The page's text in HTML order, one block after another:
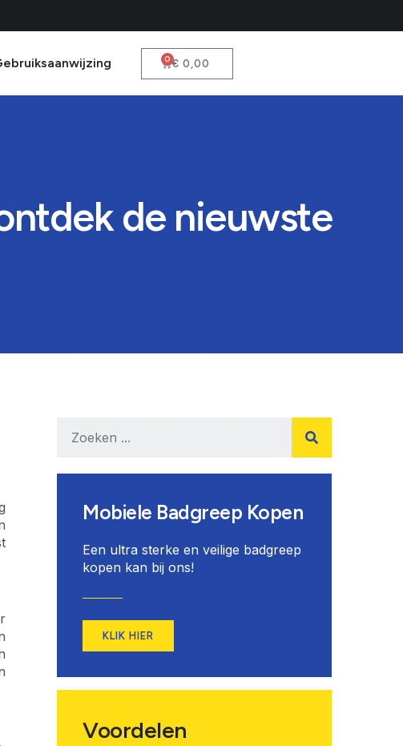
€ 0,00
0
de nieuwste
Mobiele Badgreep Kopen
Een ultra sterke en veilige badgreep
kopen kan bij ons!
KLIK HIER
Voordelen